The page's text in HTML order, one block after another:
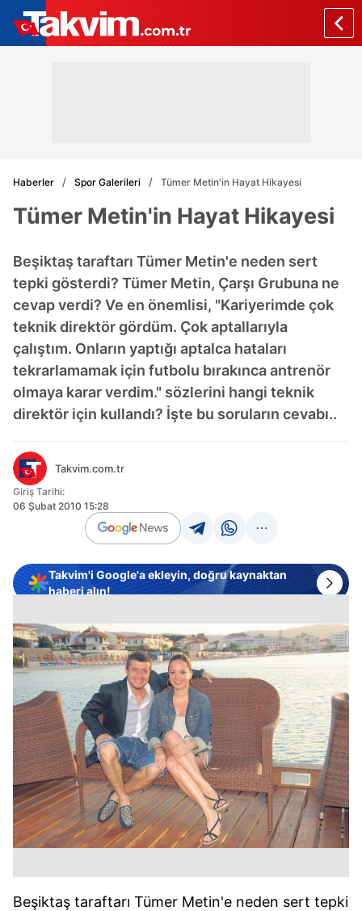
Haberler Spor Galerileri Tümer Metin'in Hayat Hikayesi
Tümer Metin'in Hayat Hikayesi
Beşiktaş taraftarı Tümer Metin'e neden sert
tepki gösterdi? Tümer Metin, Çarşı Grubuna ne
cevap verdi? Ve en önemlisi, "Kariyerimde çok
teknik direktör gördüm. Çok aptallarıyla
çalıştım. Onların yaptığı aptalca hataları
tekrarlamamak için futbolu bırakınca antrenör
olmaya karar verdim." sözlerini hangi teknik
direktör için kullandı? İşte bu soruların cevabı..
Takvim.com.tr
Giriş Tarihi:
06 Şubat 2010 15:28
Takvim'i Google'a ekleyin, doğru kaynaktan
haberi alın!
Beşiktaş taraftarı Tümer Metin'e neden sert tepki